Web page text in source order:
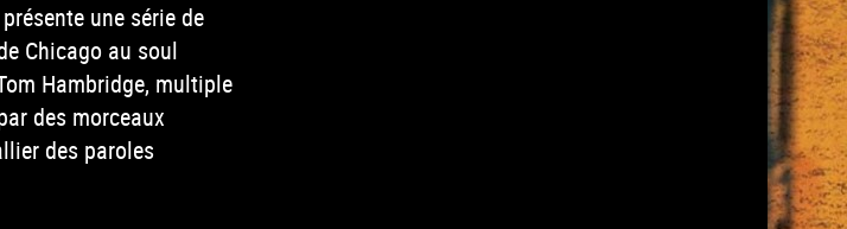
une série de
Chicago au soul
Hambridge, multiple
des morceaux
des paroles